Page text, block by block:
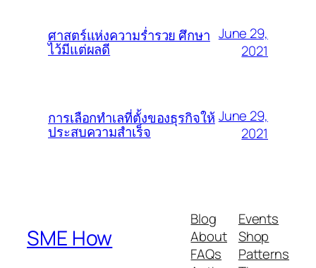
ศาสตร์แห่งความร่ำรวย ศึกษา
ไว้มีแต่ผลดี
June 29,
2021
การเลือกทำเลที่ตั้งของธุรกิจให้
ประสบความสำเร็จ
June 29,
2021
SME How
Blog
About
FAQs
Events
Shop
Patterns